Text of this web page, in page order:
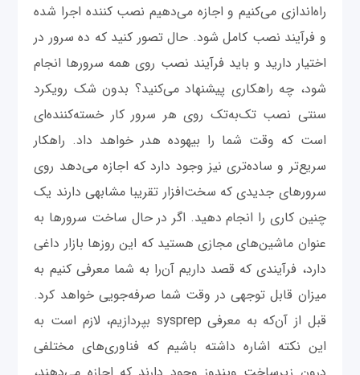
راه‌اندازی می‌کنیم و اجازه می‌دهیم نصب کننده اجرا شده
و فرآیند نصب کامل شود. حال تصور کنید که ده سرور در
اختیار دارید و باید فرآیند نصب روی همه سرورها انجام
شود، چه راهکاری پیشنهاد می‌کنید؟ بدون شک رویکرد
سنتی نصب تک‌به‌تک روی هر سرور کار خسته‌کننده‌ای
است که وقت شما را بیهوده هدر خواهد داد. راهکار
سریع‌تر و ساده‌تری نیز وجود دارد که اجازه می‌دهد روی
سرورهای جدیدی که سخت‌افزار تقریبا مشابهی دارند یک
چنین کاری را انجام دهید. اگر در حال ساخت سرورها به
عنوان ماشین‌های مجازی هستید که این روزها بازار داغی
دارد، فرآیندی که قصد داریم آن‌را به شما معرفی کنیم به
میزان قابل توجهی در وقت شما صرفه‌جویی خواهد کرد.
قبل از آن‌که به معرفی sysprep بپردازیم، لازم است به
این نکته اشاره داشته باشیم که فناوری‌های مختلفی